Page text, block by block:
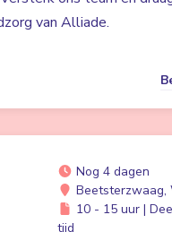
van Alliade.
Nog 4 dagen
Beetsterzwaag,
10 - 15 uur |
tijd